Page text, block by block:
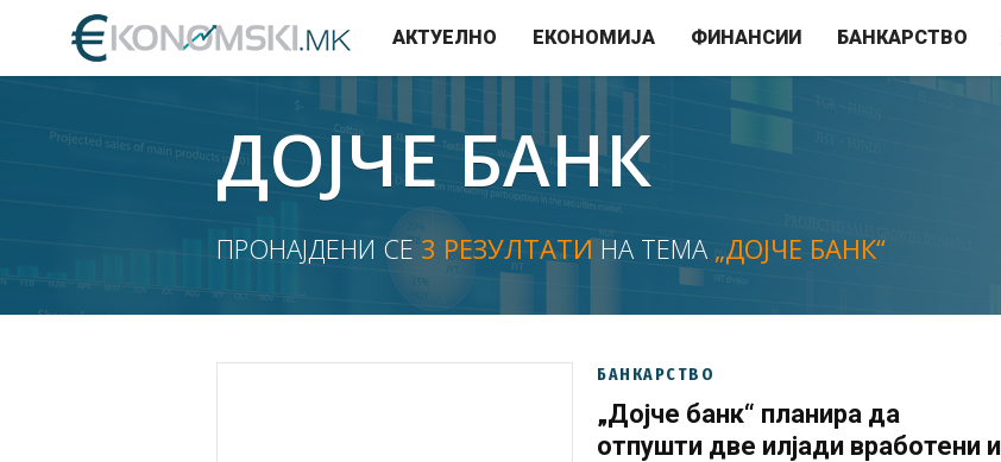
АКТУЕЛНО ЕКОНОМИЈА ФИНАНСИИ БАНКАРСТВО
ДОЈЧЕ БАНК
ПРОНАЈДЕНИ СЕ3 РЕЗУЛТАТИНА ТЕМА „ДОЈЧЕ БАНК“
БАНКАРСТВО
„Дојче банк“ планира да
отпушти две илјади вработени и